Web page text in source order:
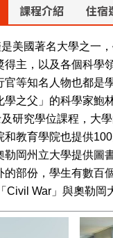
課程介紹 住宿
美國著名大學之一
主，以及各個科學
等知名人物也都是
之父」的科學家鮑
研究學位課程，大
教育學院也提供
岡州立大學提供圖
部份，學生有數百
War」與奧勒岡